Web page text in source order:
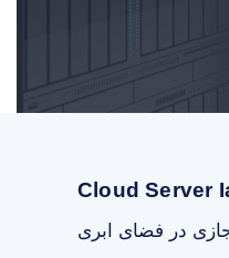
Cloud Server